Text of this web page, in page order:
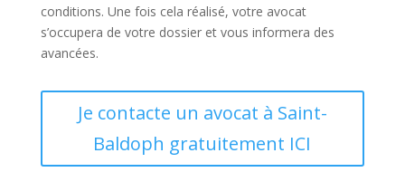
conditions. Une fois cela réalisé, votre avocat
s’occupera de votre dossier et vous informera des
avancées.
Je contacte un avocat à Saint-
Baldoph gratuitement ICI